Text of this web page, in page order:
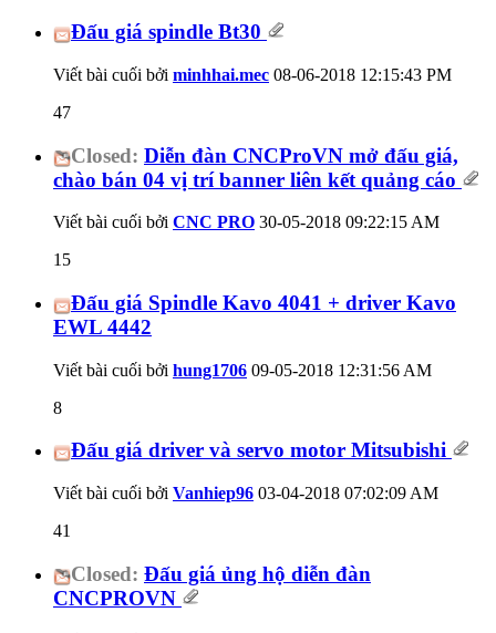
Đấu giá spindle Bt30
Viết bài cuối bởi minhhai.mec 08-06-2018 12:15:43 PM
47
Closed: Diễn đàn CNCProVN mở đấu giá,
chào bán 04 vị trí banner liên kết quảng cáo
Viết bài cuối bởi CNC PRO 30-05-2018 09:22:15 AM
15
Đấu giá Spindle Kavo 4041 + driver Kavo
EWL 4442
Viết bài cuối bởi hung1706 09-05-2018 12:31:56 AM
8
Đấu giá driver và servo motor Mitsubishi
Viết bài cuối bởi Vanhiep96 03-04-2018 07:02:09 AM
41
Closed: Đấu giá ủng hộ diễn đàn
CNCPROVN